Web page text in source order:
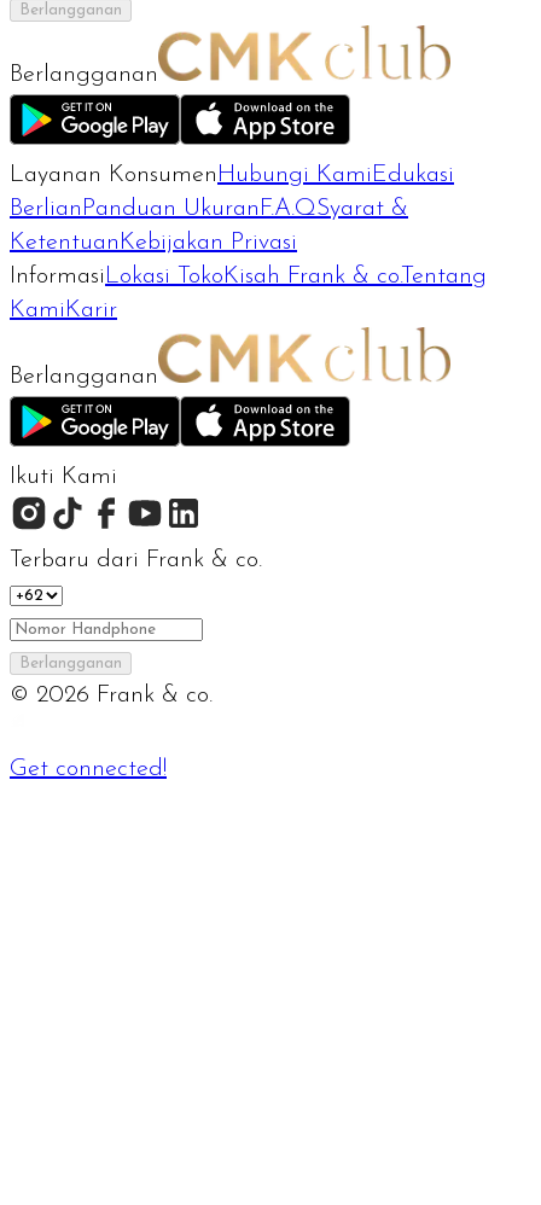
Berlangganan
Berlangganan
Layanan Konsumen Hubungi Kami Edukasi
Berlian Panduan Ukuran F.A.QSyarat &
Ketentuan Kebijakan Privasi
Informasi Lokasi Toko Kisah Frank & co.Tentang
Kami Karir
Berlangganan
Ikuti Kami
Terbaru dari Frank & co.
Berlangganan
© 2026 Frank & co.
Get connected!